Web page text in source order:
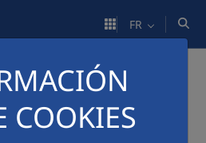
COOKIES
FR
https://minethic.es/